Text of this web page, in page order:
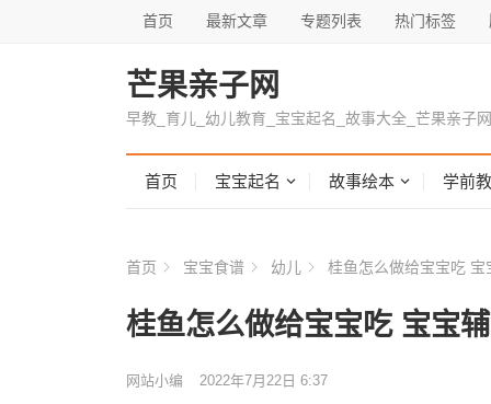
首页 最新文章 专题列表 热门标签
芒果亲子网
早教_育儿_幼儿教育_宝宝起名_故事大全_芒果亲子网
首页 宝宝起名 故事绘本 学前
首页 宝宝食谱 幼儿 桂鱼怎么做给宝宝吃 宝
桂鱼怎么做给宝宝吃 宝宝
网站小编 2022年7月22日 6:37